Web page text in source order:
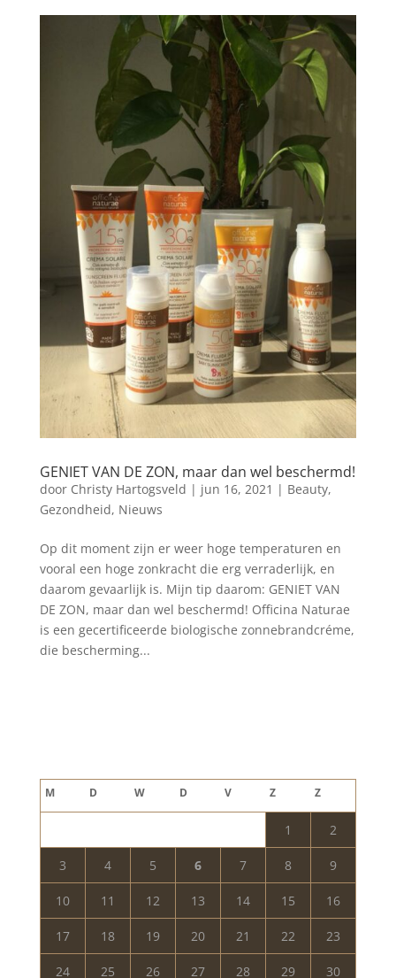
GENIET VAN DE ZON, maar dan wel beschermd!
door Christy Hartogsveld | jun 16, 2021 | Beauty,
Gezondheid, Nieuws
Op dit moment zijn er weer hoge temperaturen en
vooral een hoge zonkracht die erg verraderlijk, en
daarom gevaarlijk is. Mijn tip daarom: GENIET VAN
DE ZON, maar dan wel beschermd! Officina Naturae
is een gecertificeerde biologische zonnebrandcréme,
die bescherming...
M D W D V Z Z
1 2
3 4 5 6 7 8 9
10 11 12 13 14 15 16
17 18 19 20 21 22 23
24 25 26 27 28 29 30